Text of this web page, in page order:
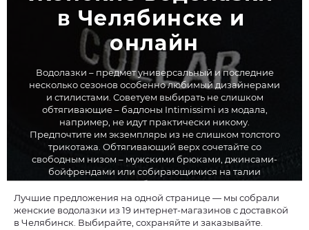
в Челябинске и
онлайн
Водолазки – предмет универсальный и последние
несколько сезонов особенно любимый дизайнерами
и стилистами. Советуем выбирать не слишком
обтягивающие – бадлоны Intimissimi из модала,
например, не идут практически никому.
Предпочтите им экземпляры из не слишком толстого
трикотажа. Обтягивающий верх сочетайте со
свободным низом – мужскими брюками, джинсами-
бойфрендами или собирающимися на талии
юбками.
Лучшие предложения на одной странице — мы собрали
женские водолазки из 19 интернет-магазинов с доставкой
в Челябинск. Выбирайте, сохраняйте и заказывайте.